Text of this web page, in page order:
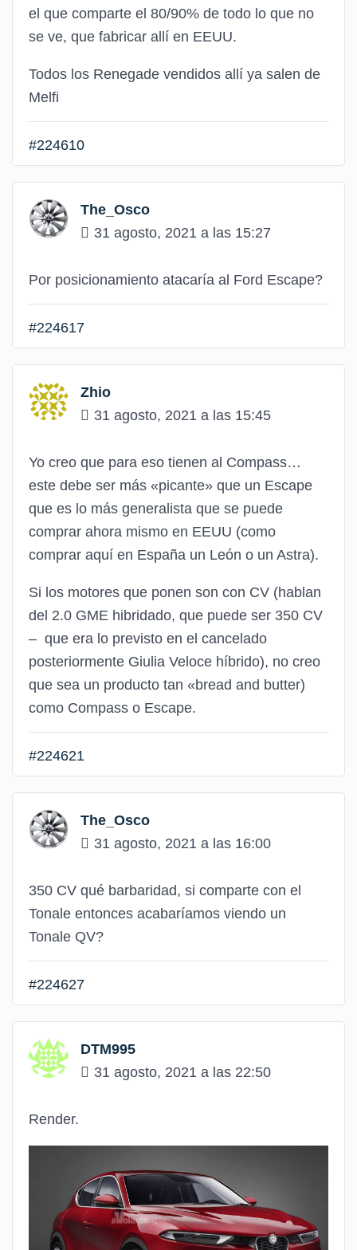
el que comparte el 80/90% de todo lo que no
se ve, que fabricar allí en EEUU.
Todos los Renegade vendidos allí ya salen de
Melfi
#224610
The_Osco
31 agosto, 2021 a las 15:27
Por posicionamiento atacaría al Ford Escape?
#224617
Zhio
31 agosto, 2021 a las 15:45
Yo creo que para eso tienen al Compass…
este debe ser más «picante» que un Escape
que es lo más generalista que se puede
comprar ahora mismo en EEUU (como
comprar aquí en España un León o un Astra).
Si los motores que ponen son con CV (hablan
del 2.0 GME hibridado, que puede ser 350 CV
– que era lo previsto en el cancelado
posteriormente Giulia Veloce híbrido), no creo
que sea un producto tan «bread and butter)
como Compass o Escape.
#224621
The_Osco
31 agosto, 2021 a las 16:00
350 CV qué barbaridad, si comparte con el
Tonale entonces acabaríamos viendo un
Tonale QV?
#224627
DTM995
31 agosto, 2021 a las 22:50
Render.